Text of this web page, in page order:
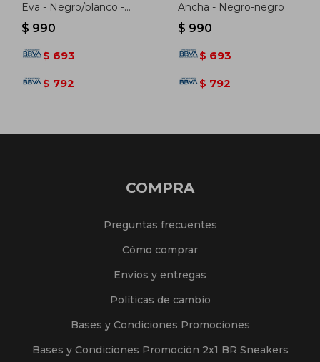
Eva - Negro/blanco -
Negro-blanco
$ 990
$ 693
$ 792
Ancha - Negro-negro
$ 990
$ 693
$ 792
COMPRA
Preguntas frecuentes
Cómo comprar
Envíos y entregas
Políticas de cambio
Bases y Condiciones Promociones
Bases y Condiciones Promoción 2x1 BR Sneakers